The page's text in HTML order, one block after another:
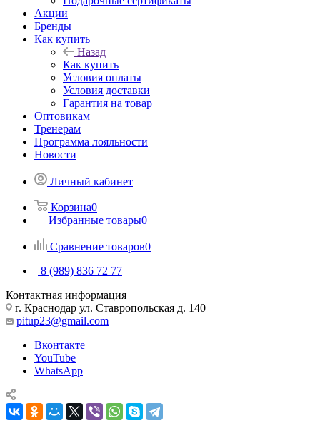
Акции
Бренды
Как купить
Назад
Как купить
Условия оплаты
Условия доставки
Гарантия на товар
Оптовикам
Тренерам
Программа лояльности
Новости
Личный кабинет
Корзина0
Избранные товары0
Сравнение товаров0
8 (989) 836 72 77
Контактная информация
г. Краснодар ул. Ставропольская д. 140
pitup23@gmail.com
Вконтакте
YouTube
WhatsApp